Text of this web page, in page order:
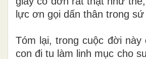
lực ơn gọi dấn thân trong
Tóm lại, trong cuộc đời
con đi tu làm linh mục cho